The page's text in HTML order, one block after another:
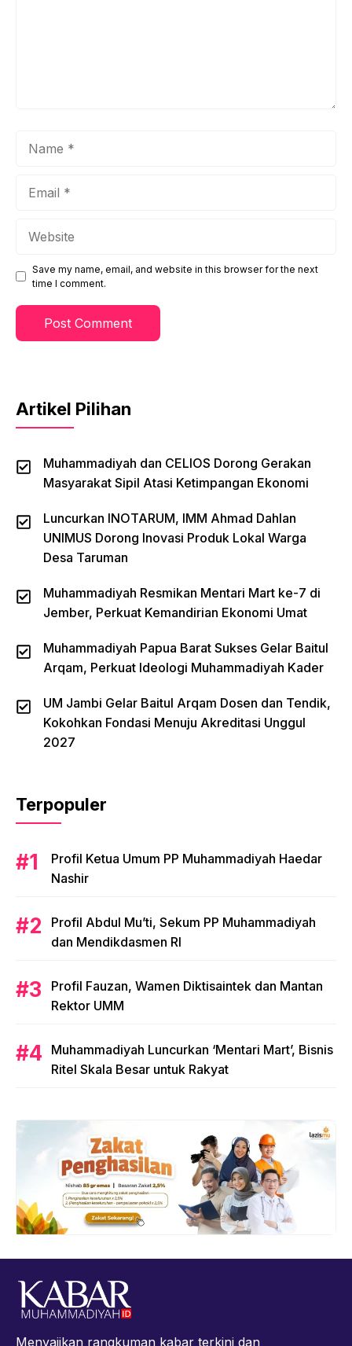
Save my name, email, and website in this browser for the next
time I comment.
Artikel Pilihan
Muhammadiyah dan CELIOS Dorong Gerakan
Masyarakat Sipil Atasi Ketimpangan Ekonomi
Luncurkan INOTARUM, IMM Ahmad Dahlan
UNIMUS Dorong Inovasi Produk Lokal Warga
Desa Taruman
Muhammadiyah Resmikan Mentari Mart ke-7 di
Jember, Perkuat Kemandirian Ekonomi Umat
Muhammadiyah Papua Barat Sukses Gelar Baitul
Arqam, Perkuat Ideologi Muhammadiyah Kader
UM Jambi Gelar Baitul Arqam Dosen dan Tendik,
Kokohkan Fondasi Menuju Akreditasi Unggul
2027
Terpopuler
Profil Ketua Umum PP Muhammadiyah Haedar
Nashir
Profil Abdul Mu’ti, Sekum PP Muhammadiyah
dan Mendikdasmen RI
Profil Fauzan, Wamen Diktisaintek dan Mantan
Rektor UMM
Muhammadiyah Luncurkan ‘Mentari Mart’, Bisnis
Ritel Skala Besar untuk Rakyat
Menyajikan rangkuman kabar terkini dan